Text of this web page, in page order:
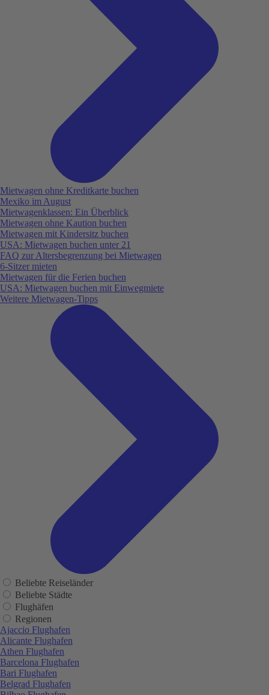
Mietwagen ohne Kreditkarte buchen
Mexiko im August
Mietwagenklassen: Ein Überblick
Mietwagen ohne Kaution buchen
Mietwagen mit Kindersitz buchen
USA: Mietwagen buchen unter 21
FAQ zur Altersbegrenzung bei Mietwagen
6-Sitzer mieten
Mietwagen für die Ferien buchen
USA: Mietwagen buchen mit Einwegmiete
Weitere Mietwagen-Tipps
Beliebte Reiseländer
Beliebte Städte
Flughäfen
Regionen
Ajaccio Flughafen
Alicante Flughafen
Athen Flughafen
Barcelona Flughafen
Bari Flughafen
Belgrad Flughafen